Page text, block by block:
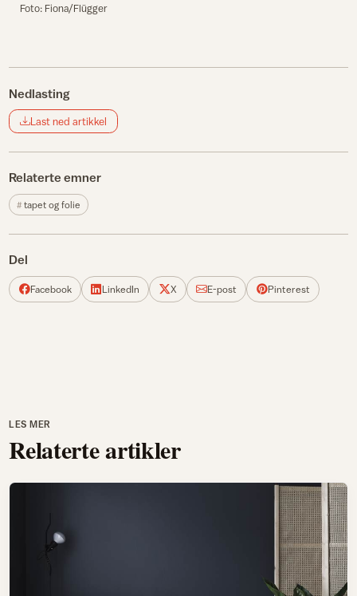
Foto: Fiona/Flügger
Nedlasting
Last ned artikkel
Relaterte emner
tapet og folie
Del
Facebook LinkedIn X E-post Pinterest
LES MER
Relaterte artikler